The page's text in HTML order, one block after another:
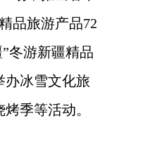
品旅游产品72
冬游新疆精品
办冰雪文化旅
季等活动。